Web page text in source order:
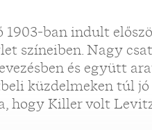
1903-ban indult
színeiben. Nagy
és együtt
küzdelmeken túl
hogy Killer volt